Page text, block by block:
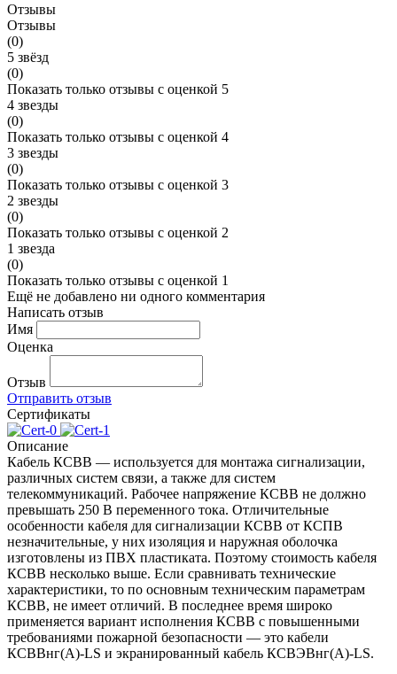
Отзывы
Отзывы
(0)
5 звёзд
(0)
Показать только отзывы с оценкой 5
4 звезды
(0)
Показать только отзывы с оценкой 4
3 звезды
(0)
Показать только отзывы с оценкой 3
2 звезды
(0)
Показать только отзывы с оценкой 2
1 звезда
(0)
Показать только отзывы с оценкой 1
Ещё не добавлено ни одного комментария
Написать отзыв
Имя
Оценка
Отзыв
Отправить отзыв
Сертификаты
Описание
Кабель КСВВ — используется для монтажа сигнализации,
различных систем связи, а также для систем
телекоммуникаций. Рабочее напряжение КСВВ не должно
превышать 250 В переменного тока. Отличительные
особенности кабеля для сигнализации КСВВ от КСПВ
незначительные, у них изоляция и наружная оболочка
изготовлены из ПВХ пластиката. Поэтому стоимость кабеля
КСВВ несколько выше. Если сравнивать технические
характеристики, то по основным техническим параметрам
КСВВ, не имеет отличий. В последнее время широко
применяется вариант исполнения КСВВ с повышенными
требованиями пожарной безопасности — это кабели
КСВВнг(А)-LS и экранированный кабель КСВЭВнг(А)-LS.